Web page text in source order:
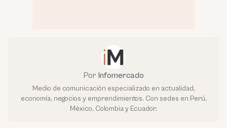
Por Infomercado
Medio de comunicación especializado en actualidad,
economía, negocios y emprendimientos. Con sedes en Perú,
México, Colombia y Ecuador.